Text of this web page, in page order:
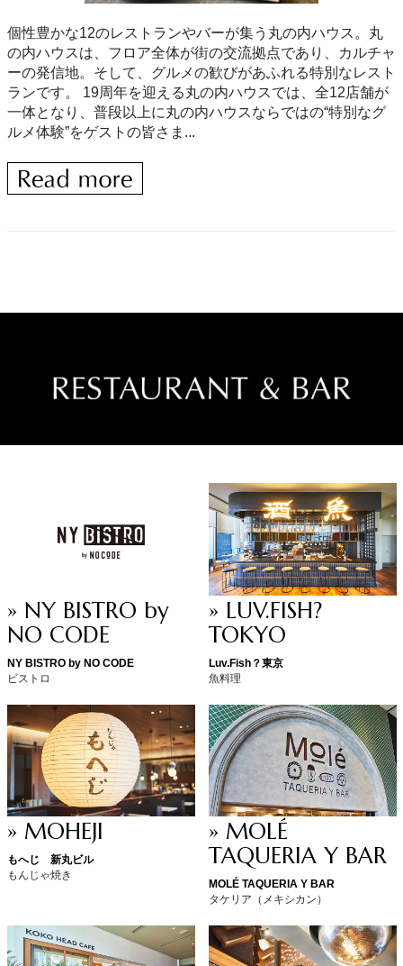
個性豊かな12のレストランやバーが集う丸の内ハウス。丸
の内ハウスは、フロア全体が街の交流拠点であり、カルチャ
ーの発信地。そして、グルメの歓びがあふれる特別なレスト
ランです。 19周年を迎える丸の内ハウスでは、全12店舗が
一体となり、普段以上に丸の内ハウスならではの“特別なグ
ルメ体験”をゲストの皆さま...
» NY BISTRO by
NO CODE
NY BISTRO by NO CODE
ビストロ
» LUV.FISH?
TOKYO
Luv.Fish？東京
魚料理
» MOHEJI
もへじ 新丸ビル
もんじゃ焼き
» MOLÉ
TAQUERIA Y BAR
MOLÉ TAQUERIA Y BAR
タケリア（メキシカン）